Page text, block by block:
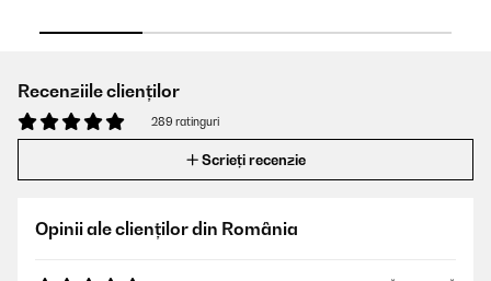
Recenziile clienților
289 ratinguri
Scrieți recenzie
Opinii ale clienților din România